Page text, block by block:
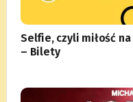
Selfie, czyli miłość
– Bilety